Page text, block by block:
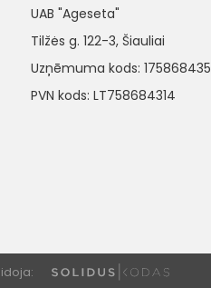
UAB "Ageseta"
Tilžės g. 122-3, Šiauliai
Uzņēmuma kods: 175868435
PVN kods: LT758684314